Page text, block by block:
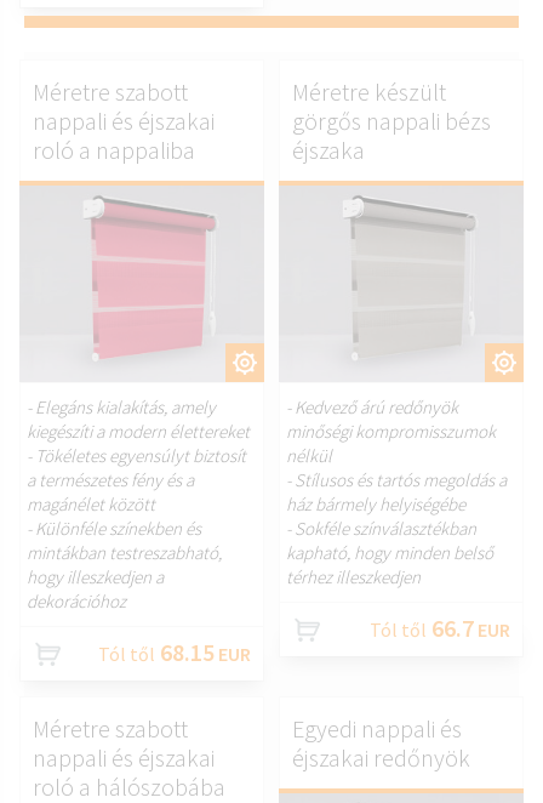
Méretre szabott
nappali és éjszakai
roló a nappaliba
- Elegáns kialakítás, amely
kiegészíti a modern élettereket
- Tökéletes egyensúlyt biztosít
a természetes fény és a
magánélet között
- Különféle színekben és
mintákban testreszabható,
hogy illeszkedjen a
dekorációhoz
Tól től 68.15 EUR
Méretre készült
görgős nappali bézs
éjszaka
- Kedvező árú redőnyök
minőségi kompromisszumok
nélkül
- Stílusos és tartós megoldás a
ház bármely helyiségébe
- Sokféle színválasztékban
kapható, hogy minden belső
térhez illeszkedjen
Tól től 66.7 EUR
Méretre szabott
nappali és éjszakai
roló a hálószobába
Egyedi nappali és
éjszakai redőnyök